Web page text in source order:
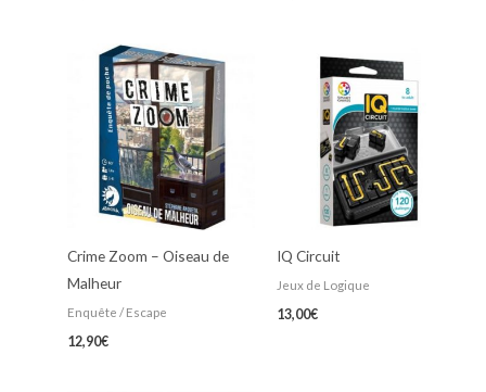
Crime Zoom – Oiseau de
Malheur
Enquête / Escape
12,90€
IQ Circuit
Jeux de Logique
13,00€